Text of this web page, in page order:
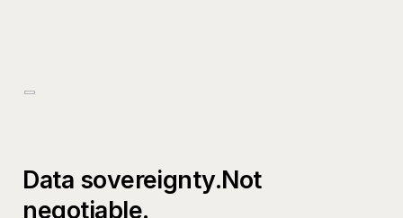
Data sovereignty.Not
negotiable.